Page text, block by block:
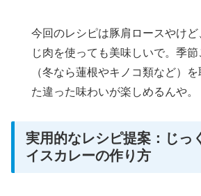
今回のレシピは豚肩ロースやけ
じ肉を使っても美味しいで。季
（冬なら蓮根やキノコ類など）
た違った味わいが楽しめるんや。
実用的なレシピ提案：じっ
イスカレーの作り方